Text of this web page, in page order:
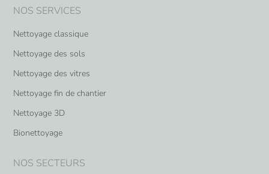
NOS SERVICES
Nettoyage classique
Nettoyage des sols
Nettoyage des vitres
Nettoyage fin de chantier
Nettoyage 3D
Bionettoyage
NOS SECTEURS